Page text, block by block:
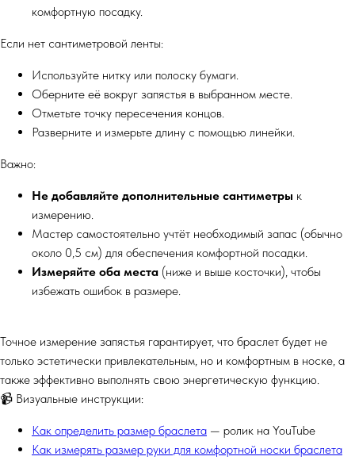
комфортную посадку.
Если нет сантиметровой ленты:
Используйте нитку или полоску бумаги.
Оберните её вокруг запястья в выбранном месте.
Отметьте точку пересечения концов.
Разверните и измерьте длину с помощью линейки.
Важно:
Не добавляйте дополнительные сантиметры к
измерению.
Мастер самостоятельно учтёт необходимый запас (обычно
около 0,5 см) для обеспечения комфортной посадки.
Измеряйте оба места (ниже и выше косточки), чтобы
избежать ошибок в размере.
Точное измерение запястья гарантирует, что браслет будет не
только эстетически привлекательным, но и комфортным в носке, а
также эффективно выполнять свою энергетическую функцию.
📹 Визуальные инструкции:
Как определить размер браслета — ролик на YouTube
Как измерять размер руки для комфортной носки браслета